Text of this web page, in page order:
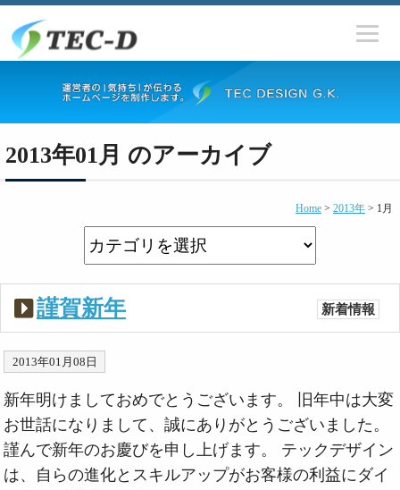
2013年01月 のアーカイブ
Home > 2013年 > 1月
謹賀新年 新着情報
2013年01月08日
新年明けましておめでとうございます。 旧年中は大変
お世話になりまして、誠にありがとうございました。
謹んで新年のお慶びを申し上げます。 テックデザイン
は、自らの進化とスキルアップがお客様の利益にダイ